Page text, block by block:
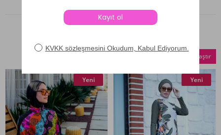
Seçilenleri Karşılaştır
Yeni Yeni